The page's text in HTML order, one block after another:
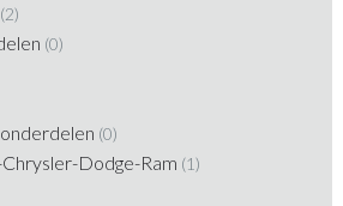
(2)
(0)
(0)
Dodge-Ram (1)